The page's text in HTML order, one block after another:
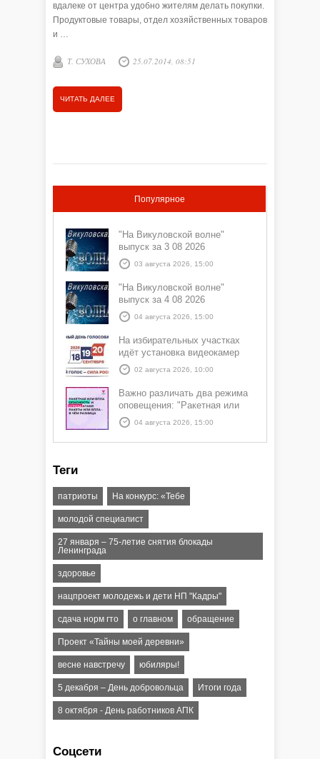
вдалеке от центра удобно жителям делать покупки.
Продуктовые товары, отдел хозяйственных товаров
и …
Т. СУХОВА 25.07.2014, 08:51
ЧИТАТЬ ДАЛЕЕ
Популярное
"На Викуловской волне"
выпуск за 3 08 2026
03 августа 2026, 15:00
"На Викуловской волне"
выпуск за 4 08 2026
04 августа 2026, 15:00
На избирательных участках
идёт установка видеокамер
02 августа 2026, 10:00
Важно различать два режима
оповещения: "Ракетная или
БПЛА опасность" и "Угроза
атаки ракеты или БПЛА"
04 августа 2026, 15:00
Теги
патриоты На конкурс: «Тебе
молодой специалист
27 января – 75-летие снятия блокады
Ленинграда
здоровье
нацпроект молодежь и дети НП "Кадры"
сдача норм гто о главном обращение
Проект «Тайны моей деревни»
весне навстречу юбиляры!
5 декабря – День добровольца Итоги года
8 октября - День работников АПК
Соцсети